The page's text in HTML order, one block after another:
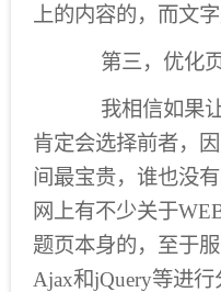
上的内容的，而文
第三，优化页
我相信如果让
肯定会选择前者，
间最宝贵，谁也没
网上有不少关于
题页本身的，至于
Ajax和jQuery等进